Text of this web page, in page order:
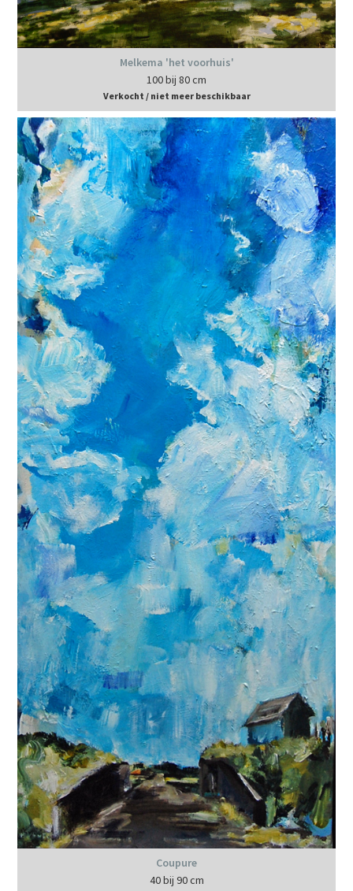
Melkema 'het voorhuis'
100 bij 80 cm
Verkocht / niet meer beschikbaar
Coupure
40 bij 90 cm